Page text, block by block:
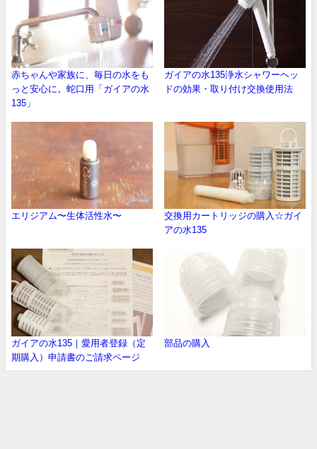
赤ちゃんや家族に、毎日の水をも
っと安心に。蛇口用「ガイアの水
135」
ガイアの水135浄水シャワーヘッ
ドの効果・取り付け交換使用法
エリジアム〜生体活性水〜
交換用カートリッジの購入☆ガイ
アの水135
ガイアの水135｜愛用者登録（定
期購入）申請書のご請求ページ
部品の購入